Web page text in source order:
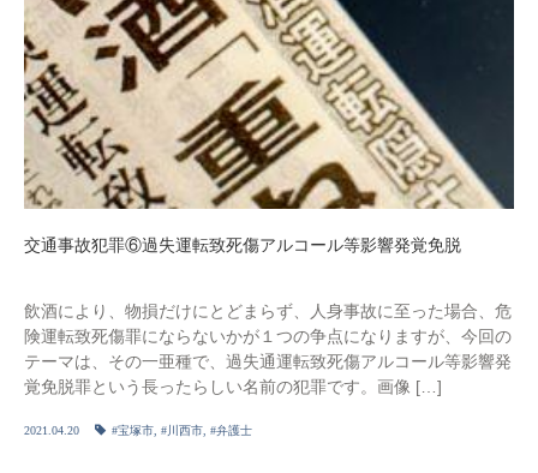
交通事故犯罪⑥過失運転致死傷アルコール等影響発覚免脱
飲酒により、物損だけにとどまらず、人身事故に至った場合、危
険運転致死傷罪にならないかが１つの争点になりますが、今回の
テーマは、その一亜種で、過失通運転致死傷アルコール等影響発
覚免脱罪という長ったらしい名前の犯罪です。画像 […]
2021.04.20 #宝塚市 #川西市 #弁護士